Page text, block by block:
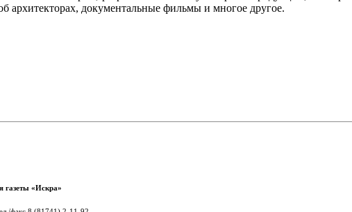
архитекторах, документальные фильмы и многое другое.
газеты «Искра»